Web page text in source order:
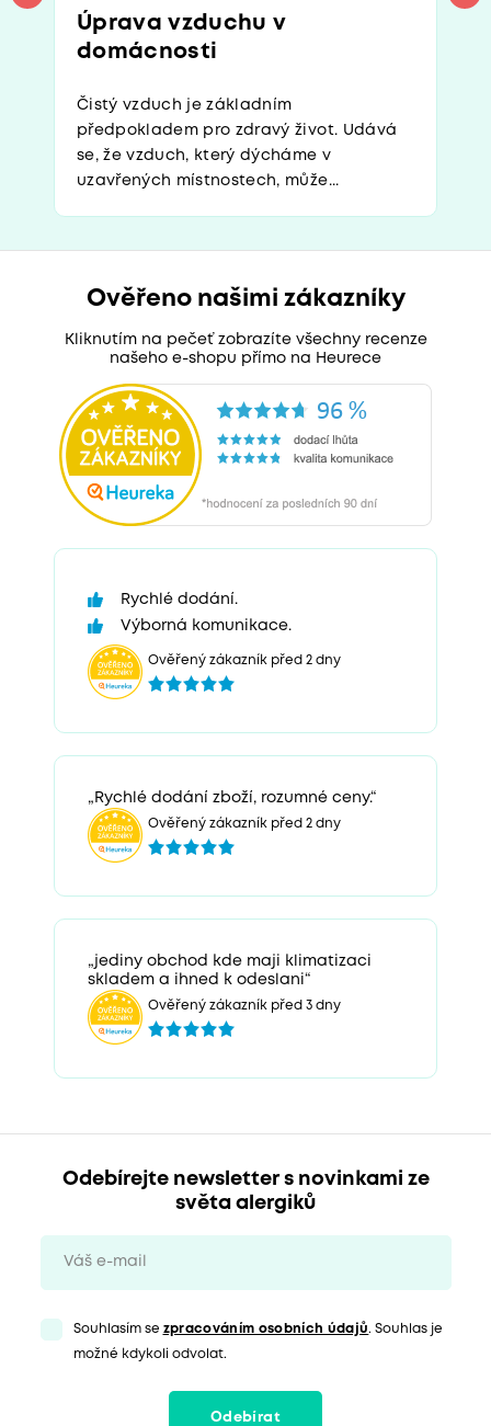
Úprava vzduchu v
domácnosti
Čistý vzduch je základním
předpokladem pro zdravý život. Udává
se, že vzduch, který dýcháme v
uzavřených místnostech, může...
Ověřeno našimi zákazníky
Kliknutím na pečeť zobrazíte všechny recenze
našeho e-shopu přímo na Heurece
Rychlé dodání.
Výborná komunikace.
Ověřený zákazník před 2 dny
„Rychlé dodání zboží, rozumné ceny.“
Ověřený zákazník před 2 dny
„jediny obchod kde maji klimatizaci
skladem a ihned k odeslani“
Ověřený zákazník před 3 dny
Odebírejte newsletter s novinkami ze
světa alergiků
Souhlasím se zpracováním osobních údajů. Souhlas je
možné kdykoli odvolat.
Odebírat